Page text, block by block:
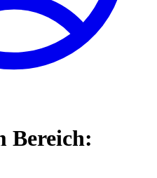
Bereich: